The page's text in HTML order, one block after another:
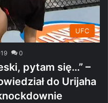
UFC
0
pytam się…” –
do Urijaha